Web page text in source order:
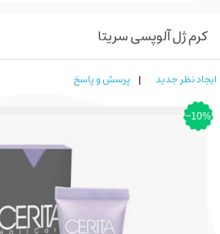
کرم ژل آلوپسی سریتا
ایجاد نظر جدید | پرسش و پاسخ
‎−10%